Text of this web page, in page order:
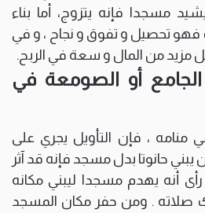
مسجدا فإنه يتزوج، أما بناء
فهو تحصيل و تفوق و نجاح ، و في
مزيد من المال و سعة في الربح.
أو الصومعة في
، فإن التأويل يجري على
حانوتا بدل مسجد فإنه قد آثر
رأى أنه يهدم مسجدا ليبني مكانه
صلاته . ومن حفر مكان المسجد